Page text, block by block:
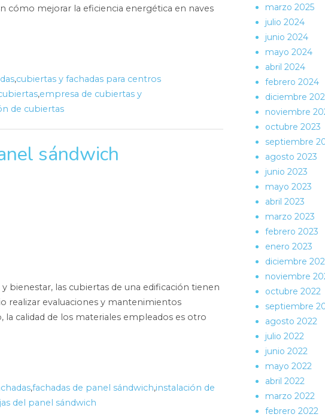
cómo mejorar la eficiencia energética en naves
,cubiertas y fachadas para centros
,empresa de cubiertas y
de cubiertas
sándwich
bienestar, las cubiertas de una edificación tienen
realizar evaluaciones y mantenimientos
calidad de los materiales empleados es otro
,fachadas de panel sándwich,instalación de
del panel sándwich
marzo 2025
julio 2024
junio 2024
mayo 2024
abril 2024
febrero 2024
diciembre
noviembre
octubre 2023
septiembre
agosto 2023
junio 2023
mayo 2023
abril 2023
marzo 2023
febrero 2023
enero 2023
diciembre
noviembre
octubre 2022
septiembre
agosto 2022
julio 2022
junio 2022
mayo 2022
abril 2022
marzo 2022
febrero 2022